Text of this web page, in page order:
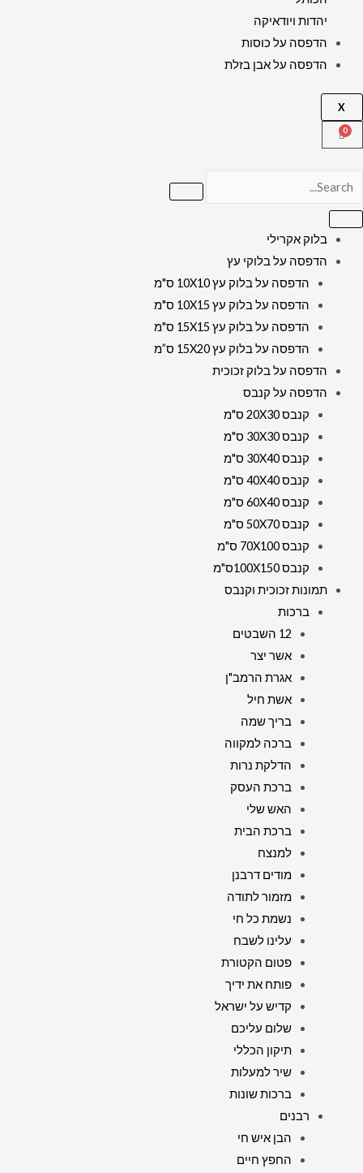
יהדות ויודאיקה
הדפסה על כוסות
הדפסה על אבן בזלת
X
בלוק אקרילי
הדפסה על בלוקי עץ
הדפסה על בלוק עץ 10X10 ס"מ
הדפסה על בלוק עץ 10X15 ס"מ
הדפסה על בלוק עץ 15X15 ס"מ
הדפסה על בלוק עץ 15X20 ס”מ
הדפסה על בלוק זכוכית
הדפסה על קנבס
קנבס 20X30 ס"מ
קנבס 30X30 ס"מ
קנבס 30X40 ס"מ
קנבס 40X40 ס"מ
קנבס 60X40 ס"מ
קנבס 50X70 ס"מ
קנבס 70X100 ס"מ
קנבס 100X150ס"מ
תמונות זכוכית וקנבס
ברכות
12 השבטים
אשר יצר
אגרת הרמב"ן
אשת חיל
בריך שמה
ברכה למקווה
הדלקת נרות
ברכת העסק
האש שלי
ברכת הבית
למנצח
מודים דרבנן
מזמור לתודה
נשמת כל חי
עלינו לשבח
פטום הקטורת
פותח את ידיך
קדיש על ישראל
שלום עליכם
תיקון הכללי
שיר למעלות
ברכות שונות
רבנים
הבן איש חי
החפץ חיים